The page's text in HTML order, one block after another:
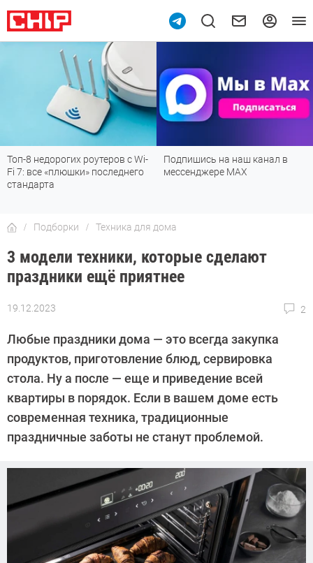
Подпишись на наш канал в
мессенджере МАХ
Рейтинг телевизоров 2026:
лучшие модели для гостиной,
Подборки Техника для дома
3 модели техники, которые сделают
праздники ещё приятнее
19.12.2023 2
Автор:
Любые праздники дома — это всегда закупка
продуктов, приготовление блюд, сервировка
стола. Ну а после — еще и приведение всей
квартиры в порядок. Если в вашем доме есть
современная техника, традиционные
праздничные заботы не станут проблемой.